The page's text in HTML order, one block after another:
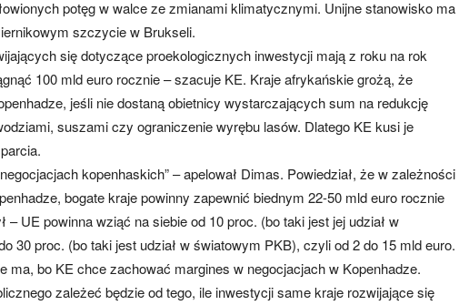
potęg w walce ze zmianami klimatycznymi. Unijne stanowisko ma
szczycie w Brukseli.
się dotyczące proekologicznych inwestycji mają z roku na rok
100 mld euro rocznie – szacuje KE. Kraje afrykańskie grożą, że
jeśli nie dostaną obietnicy wystarczających sum na redukcję
suszami czy ograniczenie wyrębu lasów. Dlatego KE kusi je
kopenhaskich” – apelował Dimas. Powiedział, że w zależności
bogate kraje powinny zapewnić biednym 22-50 mld euro rocznie
– UE powinna wziąć na siebie od 10 proc. (bo taki jest jej udział w
30 proc. (bo taki jest udział w światowym PKB), czyli od 2 do 15 mld euro.
ma, bo KE chce zachować margines w negocjacjach w Kopenhadze.
zależeć będzie od tego, ile inwestycji same kraje rozwijające się